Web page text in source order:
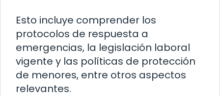
Esto incluye comprender los
protocolos de respuesta a
emergencias, la legislación laboral
vigente y las políticas de protección
de menores, entre otros aspectos
relevantes.